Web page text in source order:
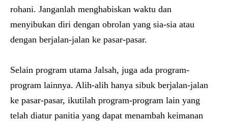
rohani. Janganlah menghabiskan waktu dan
menyibukan diri dengan obrolan yang sia-sia atau
dengan berjalan-jalan ke pasar-pasar.
Selain program utama Jalsah, juga ada program-
program lainnya. Alih-alih hanya sibuk berjalan-jalan
ke pasar-pasar, ikutilah program-program lain yang
telah diatur panitia yang dapat menambah keimanan